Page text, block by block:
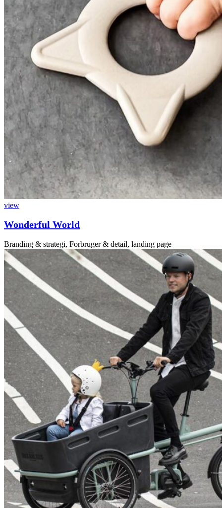
view
Wonderful World
Branding & strategi, Forbruger & detail, landing page